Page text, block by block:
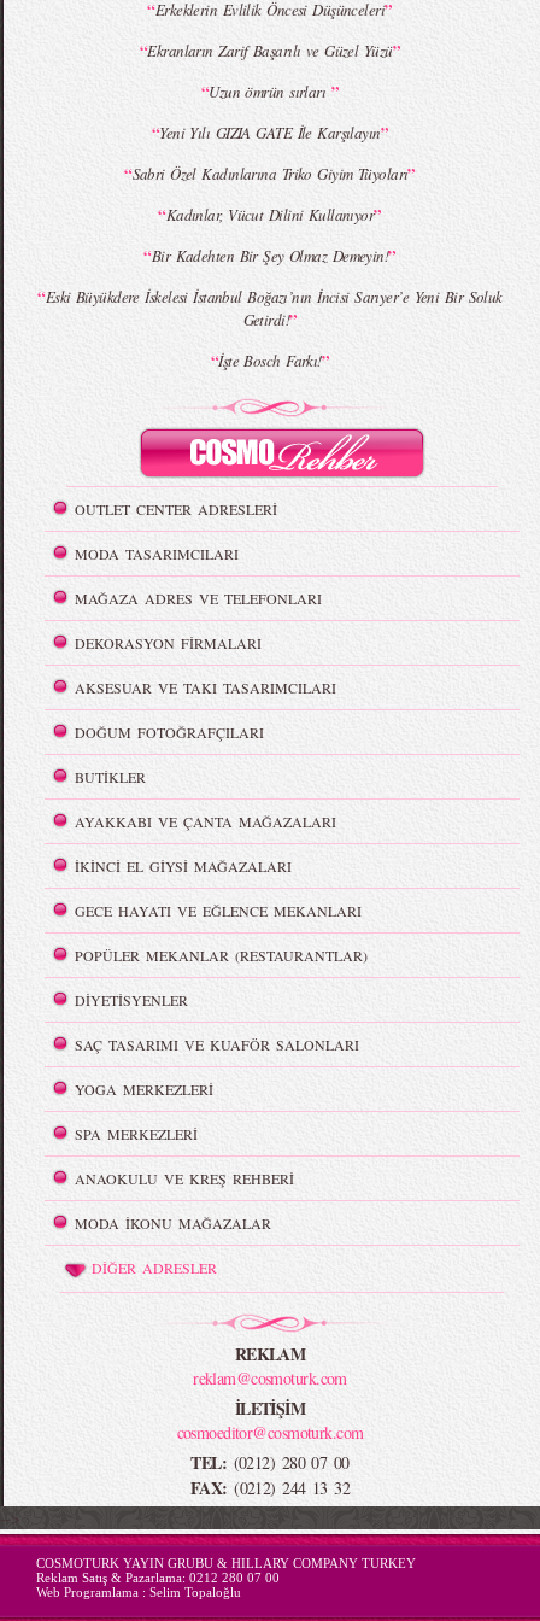
MBFWI - Giray Sepin 2015 Yaz Koleksiyonu MBFWI - Burçe Bekrek 2015 Yaz Koleksiyonu
“Erkeklerin Evlilik Öncesi Düşünceleri”
“Ekranların Zarif Başarılı ve Güzel Yüzü”
“Uzun ömrün sırları ”
“Yeni Yılı GIZIA GATE İle Karşılayın”
“Sabri Özel Kadınlarına Triko Giyim Tüyoları”
“Kadınlar, Vücut Dilini Kullanıyor”
“Bir Kadehten Bir Şey Olmaz Demeyin!”
“Eski Büyükdere İskelesi İstanbul Boğazı’nın İncisi Sarıyer’e Yeni Bir Soluk
Getirdi!”
“İşte Bosch Farkı!”
OUTLET CENTER ADRESLERİ
MODA TASARIMCILARI
MAĞAZA ADRES VE TELEFONLARI
DEKORASYON FİRMALARI
AKSESUAR VE TAKI TASARIMCILARI
DOĞUM FOTOĞRAFÇILARI
BUTİKLER
AYAKKABI VE ÇANTA MAĞAZALARI
İKİNCİ EL GİYSİ MAĞAZALARI
GECE HAYATI VE EĞLENCE MEKANLARI
POPÜLER MEKANLAR (RESTAURANTLAR)
DİYETİSYENLER
SAÇ TASARIMI VE KUAFÖR SALONLARI
YOGA MERKEZLERİ
SPA MERKEZLERİ
ANAOKULU VE KREŞ REHBERİ
MODA İKONU MAĞAZALAR
DİĞER ADRESLER
REKLAM
reklam@cosmoturk.com
İLETİŞİM
cosmoeditor@cosmoturk.com
TEL: (0212) 280 07 00
FAX: (0212) 244 13 32
-->
COSMOTURK YAYIN GRUBU & HILLARY COMPANY TURKEY
Reklam Satış & Pazarlama: 0212 280 07 00
Web Programlama : Selim Topaloğlu